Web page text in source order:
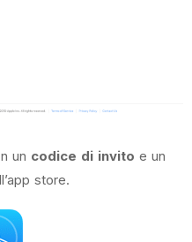
un codice di invito e un
store.